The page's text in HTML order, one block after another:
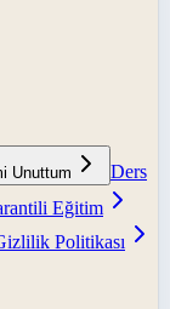
Unuttum
Ders
Eğitim
Politikası